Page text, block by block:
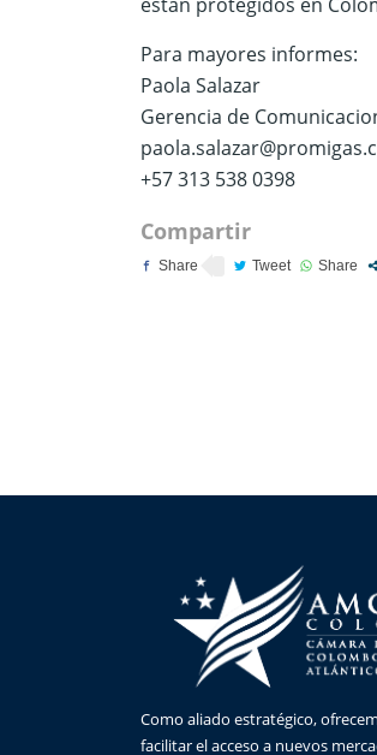
Para mayores informes:
Paola Salazar
Gerencia de
+57 313 538 0398
Compartir
Como aliado estratégico,
facilitar el acceso a nuevos